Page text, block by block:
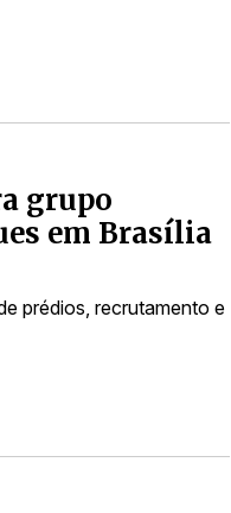
grupo
em Brasília
prédios, recrutamento e